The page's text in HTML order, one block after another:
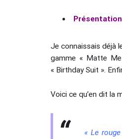
Présentation
Je connaissais déjà
gamme « Matte
« Birthday Suit ».
Voici ce qu’en dit la
« Le